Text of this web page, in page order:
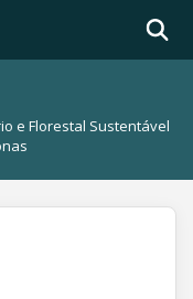
e Florestal Sustentável